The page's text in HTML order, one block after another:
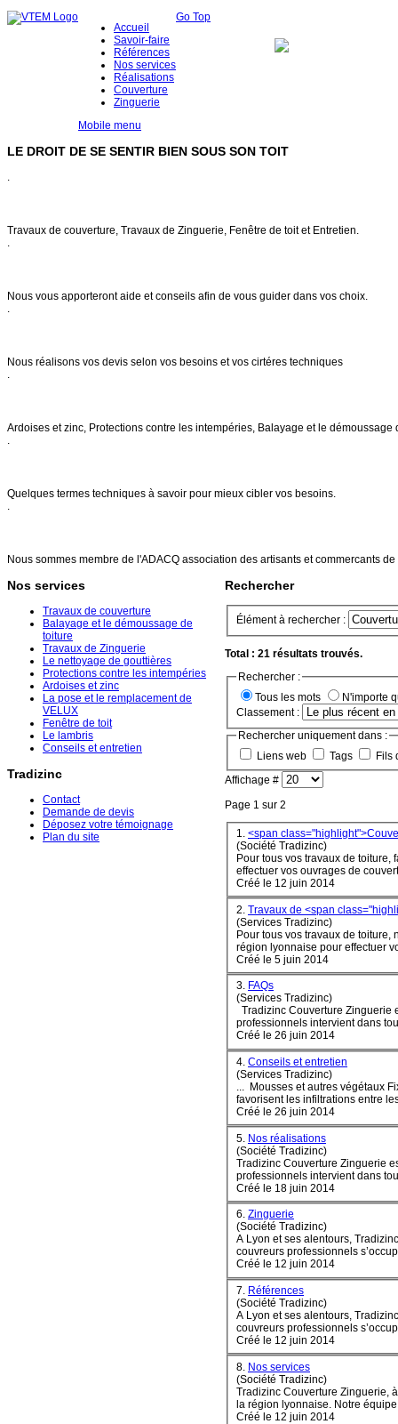
Accueil
Savoir-faire
Références
Nos services
Réalisations
Couverture
Zinguerie
Mobile menu
LE DROIT DE SE SENTIR BIEN SOUS SON TOIT
.
Travaux de couverture, Travaux de Zinguerie, Fenêtre de toit et Entretien.
.
Nous vous apporteront aide et conseils afin de vous guider dans vos choix.
.
Nous réalisons vos devis selon vos besoins et vos cirtéres techniques
Ardoises et zinc, Protections contre les intempéries, Balayage et le
Quelques termes techniques à savoir pour mieux cibler vos besoins.
Nous sommes membre de l'ADACQ association des artisants et commercants
Nos services
Travaux de couverture
Balayage et le démoussage de
toiture
Travaux de Zinguerie
Le nettoyage de gouttières
Protections contre les intempéries
Ardoises et zinc
La pose et le remplacement de
VELUX
Fenêtre de toit
Le lambris
Conseils et entretien
Tradizinc
Contact
Demande de devis
Déposez votre témoignage
Plan du site
Rechercher
Élément à rechercher :
Total : 21 résultats trouvés.
Rechercher :
Tous les mots
N'importe
Classement :
Rechercher uniquement dans :
Liens web
Tags
Fils
Affichage #
Page 1 sur 2
1. <span
(Société Tradizinc)
Pour tous vos travaux de toiture,
Créé le 12 juin 2014
2. Travaux de <span
(Services Tradizinc)
Pour tous vos travaux de
région lyonnaise pour effectuer
Créé le 5 juin 2014
3. FAQs
(Services Tradizinc)
Tradizinc Couverture Zinguerie
professionnels intervient dans
Créé le 26 juin 2014
4. Conseils et entretien
(Services Tradizinc)
...
favorisent les infiltrations entre
Créé le 26 juin 2014
5. Nos réalisations
(Société Tradizinc)
Tradizinc Couverture Zinguerie
professionnels intervient dans
Créé le 18 juin 2014
6. Zinguerie
(Société Tradizinc)
A Lyon et ses alentours,
couvreurs professionnels
Créé le 12 juin 2014
7. Références
(Société Tradizinc)
A Lyon et ses alentours,
couvreurs professionnels
Créé le 12 juin 2014
8. Nos services
(Société Tradizinc)
Tradizinc Couverture Zinguerie,
la région lyonnaise. Notre
Créé le 12 juin 2014
Go Top